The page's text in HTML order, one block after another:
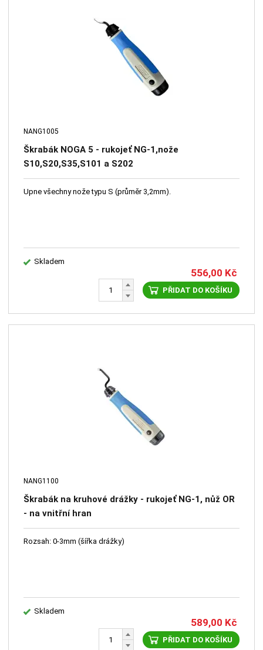
NANG1005
Škrabák NOGA 5 - rukojeť NG-1,nože
S10,S20,S35,S101 a S202
Upne všechny nože typu S (průměr 3,2mm).
Skladem
556,00 Kč
PŘIDAT DO KOŠÍKU
NANG1100
Škrabák na kruhové drážky - rukojeť NG-1, nůž OR
- na vnitřní hran
Rozsah: 0-3mm (šířka drážky)
Skladem
589,00 Kč
PŘIDAT DO KOŠÍKU